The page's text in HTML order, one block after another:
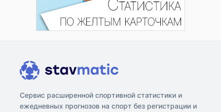
Сервис расширенной спортивной статистики и
ежедневных прогнозов на спорт без регистрации и